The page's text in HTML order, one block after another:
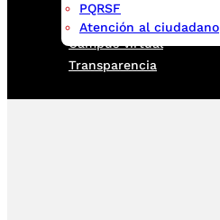
PQRSF
Atención al ciudadano
Campus virtual
Transparencia